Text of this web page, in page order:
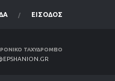
ΕΊΣΟΔΟΣ
ΤΑΧΥΔΡΟΜΕΊΟ